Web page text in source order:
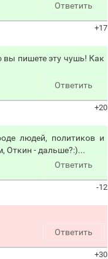
Ответить
+17
вы пишете эту чушь! Как
Ответить
+20
людей, политиков и
Откин - дальше?:)...
Ответить
-12
Ответить
+30